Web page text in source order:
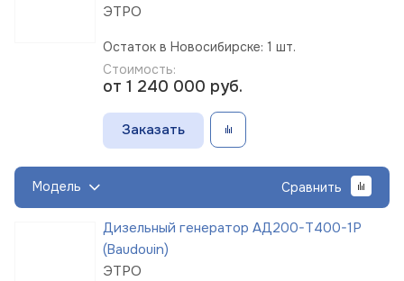
ЭТРО
Остаток в Новосибирске: 1 шт.
Стоимость:
от 1 240 000 руб.
Заказать
Модель Сравнить
Дизельный генератор АД200-Т400-1Р
(Baudouin)
ЭТРО